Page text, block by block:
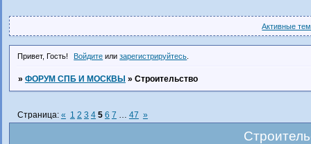
Активные
Привет, Гость! Войдите илизарегистрируйтесь
» ФОРУМ СПБ И МОСКВЫ » Строительство
Страница: « 1 2 3 4 5 6 7 … 47 »